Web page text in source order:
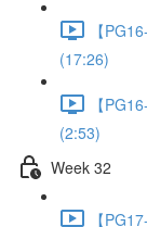
【
(17:26)
【
(2:53)
Week 32
【